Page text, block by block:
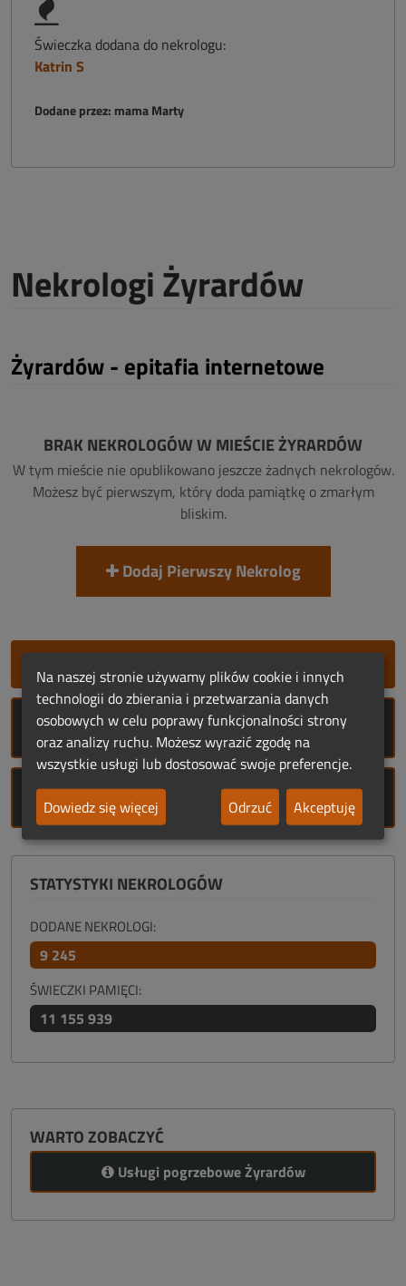
Świeczka dodana do nekrologu:
Katrin S
Dodane przez: mama Marty
Nekrologi Żyrardów
Żyrardów - epitafia internetowe
BRAK NEKROLOGÓW W MIEŚCIE ŻYRARDÓW
W tym mieście nie opublikowano jeszcze żadnych nekrologów.
Możesz być pierwszym, który doda pamiątkę o zmarłym
bliskim.
Dodaj Pierwszy Nekrolog
ROCZNICE ŚMIERCI
ROCZNICE URODZIN
STATYSTYKI NEKROLOGÓW
DODANE NEKROLOGI:
9 245
ŚWIECZKI PAMIĘCI:
11 155 939
WARTO ZOBACZYĆ
Usługi pogrzebowe Żyrardów
Na naszej stronie używamy plików cookie i innych
technologii do zbierania i przetwarzania danych
osobowych w celu poprawy funkcjonalności strony
oraz analizy ruchu. Możesz wyrazić zgodę na
wszystkie usługi lub dostosować swoje preferencje.
Dowiedz się więcej
Odrzuć Akceptuję